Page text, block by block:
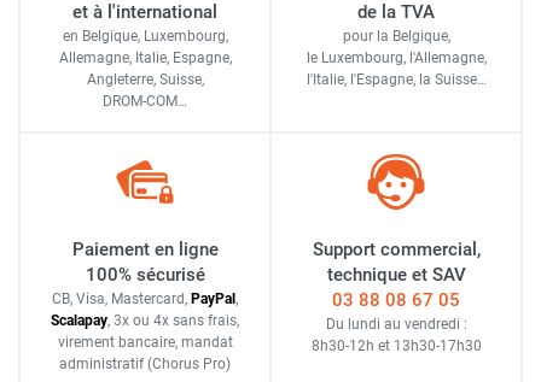
et à l'international
en Belgique, Luxembourg,
Allemagne, Italie, Espagne,
Angleterre, Suisse,
DROM-COM…
de la TVA
pour la Belgique,
le Luxembourg, l'Allemagne,
l'Italie, l'Espagne, la Suisse…
Paiement en ligne
100% sécurisé
CB, Visa, Mastercard, PayPal ,
Scalapay, 3x ou 4x sans frais,
virement bancaire, mandat
administratif (Chorus Pro)
Support commercial,
technique et SAV
03 88 08 67 05
Du lundi au vendredi :
8h30-12h et 13h30-17h30